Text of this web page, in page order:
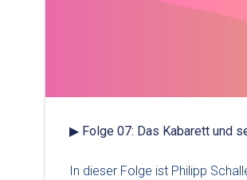
▶ Folge 07: Das Kabarett und
In dieser Folge ist Philipp